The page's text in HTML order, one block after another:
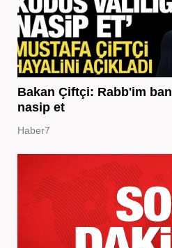
Bakan Çiftçi: Rabb'im
nasip et
Haber7